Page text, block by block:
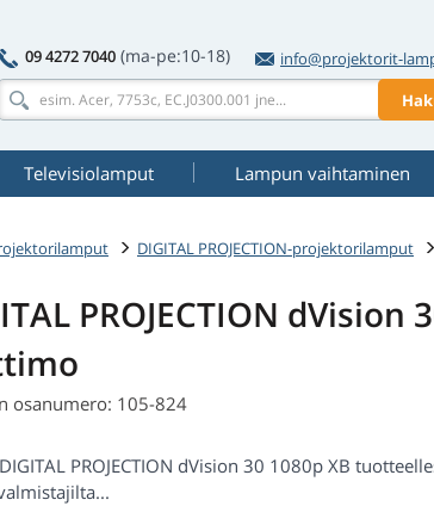
09 4272 7040 (ma-pe:10-18)
info@projektorit-
Televisiolamput Lampun vaihtaminen
DIGITAL PROJECTION-projektorilamput
PROJECTION
osanumero: 105-824
PROJECTION dVision 30 1080p XB